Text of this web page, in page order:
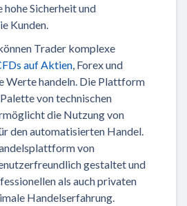
Sicherheit und
Kunden.
Trader komplexe
auf Aktien , Forex und
Werte handeln. Die Plattform
von technischen
die Nutzung von
den automatisierten Handel.
von
gestaltet und
als auch privaten
Handelserfahrung.